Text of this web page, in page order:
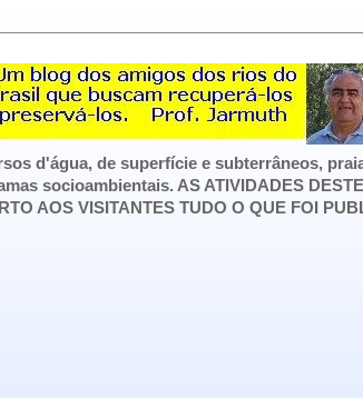
d'água, de superfície e subterrâneos,
socioambientais. AS ATIVIDADES
AOS VISITANTES TUDO O QUE FOI